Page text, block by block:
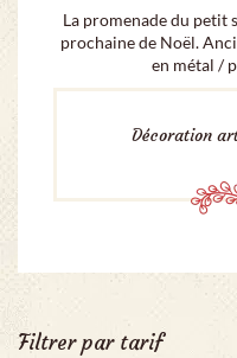
La promenade du petit
prochaine de Noël.
en métal /
Décoration
Filtrer par tarif